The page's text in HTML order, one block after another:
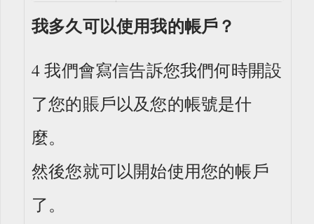
我多久可以使用我的帳戶？
4 我們會寫信告訴您我們何時開設
了您的賬戶以及您的帳號是什
麼。
然後您就可以開始使用您的帳戶
了。